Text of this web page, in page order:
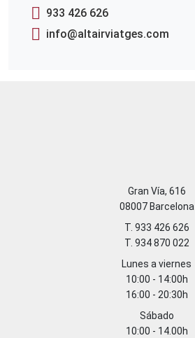
933 426 626
info@altairviatges.com
Gran Vía, 616
08007 Barcelona
T. 933 426 626
T. 934 870 022
Lunes a viernes
10:00 - 14:00h
16:00 - 20:30h
Sábado
10:00 - 14.00h